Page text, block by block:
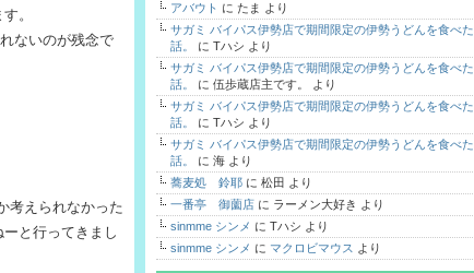
。
ないのが残念で
考えられなかった
と行ってきまし
アバウト に たま より
サガミ バイパス伊勢店で期間限定の伊勢うどんを食べた
話。
に Tハシ より
サガミ バイパス伊勢店で期間限定の伊勢うどんを食べた
話。
に 伍歩蔵店主です。
より
サガミ バイパス伊勢店で期間限定の伊勢うどんを食べた
話。
に Tハシ より
サガミ バイパス伊勢店で期間限定の伊勢うどんを食べた
話。
に 海 より
蕎麦処 鈴耶 に 松田 より
一番亭 御薗店 に ラーメン大好き より
sinmme シンメ に Tハシ より
sinmme シンメ に マクロビマウス より